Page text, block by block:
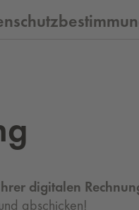
digitalen
abschicken!